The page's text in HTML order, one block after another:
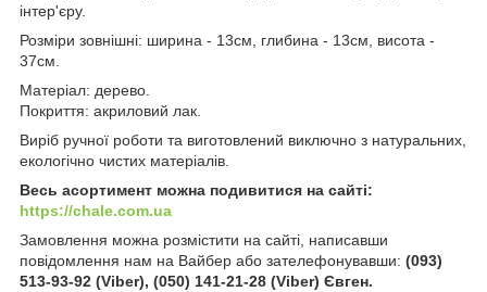
інтер'єру.
Розміри зовнішні: ширина - 13см, глибина - 13см, висота -
37см.
Матеріал: дерево.
Покриття: акриловий лак.
Виріб ручної роботи та виготовлений виключно з натуральних,
екологічно чистих матеріалів.
Весь асортимент можна подивитися на сайті:
https://chale.com.ua
Замовлення можна розмістити на сайті, написавши
повідомлення нам на Вайбер або зателефонувавши: (093)
513-93-92 (Viber), (050) 141-21-28 (Viber) Євген.